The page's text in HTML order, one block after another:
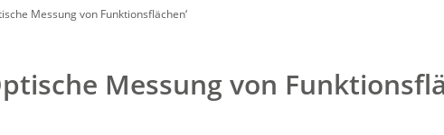
Messung von Funktionsflächen‘
Messung von